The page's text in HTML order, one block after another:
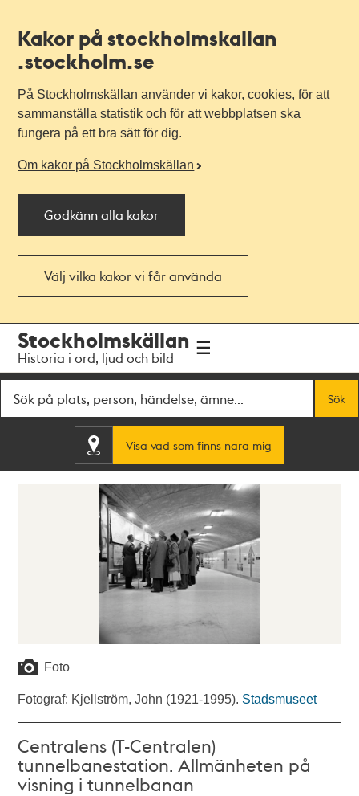
Kakor på stockholmskallan
.stockholm.se
På Stockholmskällan använder vi kakor, cookies, för att
sammanställa statistik och för att webbplatsen ska
fungera på ett bra sätt för dig.
Om kakor på Stockholmskällan
Godkänn alla kakor
Välj vilka kakor vi får använda
navigationen
huvudinnehållet
Stockholmskällan
Historia i ord, ljud och bild
Sök
Visa vad som finns nära mig
Foto
Fotograf: Kjellström, John (1921-1995). Stadsmuseet
Centralens (T-Centralen)
tunnelbanestation. Allmänheten på
visning i tunnelbanan